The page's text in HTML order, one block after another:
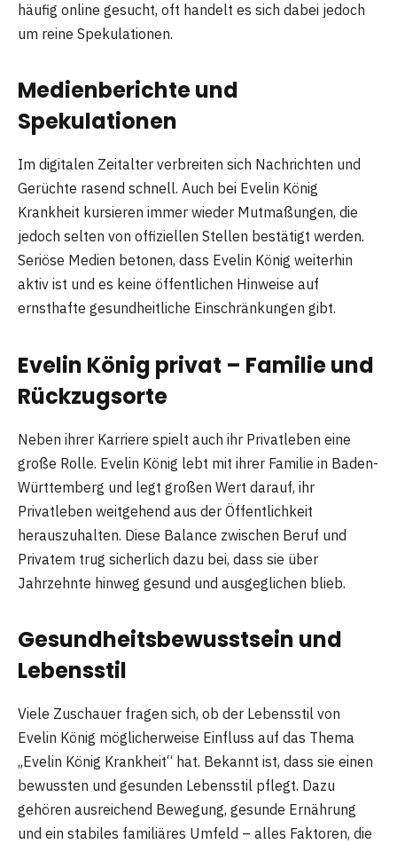
häufig online gesucht, oft handelt es sich dabei jedoch
um reine Spekulationen.
Medienberichte und
Spekulationen
Im digitalen Zeitalter verbreiten sich Nachrichten und
Gerüchte rasend schnell. Auch bei Evelin König
Krankheit kursieren immer wieder Mutmaßungen, die
jedoch selten von offiziellen Stellen bestätigt werden.
Seriöse Medien betonen, dass Evelin König weiterhin
aktiv ist und es keine öffentlichen Hinweise auf
ernsthafte gesundheitliche Einschränkungen gibt.
Evelin König privat – Familie und
Rückzugsorte
Neben ihrer Karriere spielt auch ihr Privatleben eine
große Rolle. Evelin König lebt mit ihrer Familie in Baden-
Württemberg und legt großen Wert darauf, ihr
Privatleben weitgehend aus der Öffentlichkeit
herauszuhalten. Diese Balance zwischen Beruf und
Privatem trug sicherlich dazu bei, dass sie über
Jahrzehnte hinweg gesund und ausgeglichen blieb.
Gesundheitsbewusstsein und
Lebensstil
Viele Zuschauer fragen sich, ob der Lebensstil von
Evelin König möglicherweise Einfluss auf das Thema
„Evelin König Krankheit“ hat. Bekannt ist, dass sie einen
bewussten und gesunden Lebensstil pflegt. Dazu
gehören ausreichend Bewegung, gesunde Ernährung
und ein stabiles familiäres Umfeld – alles Faktoren, die